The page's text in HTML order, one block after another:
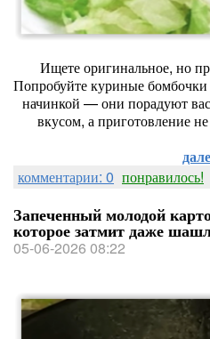
Ищете оригинальное, но
Попробуйте куриные
начинкой — они порадуют
вкусом, а приготовление
комментарии: 0 понравилось!
Запеченный молодой
которое затмит даже
05-06-2026 08:22